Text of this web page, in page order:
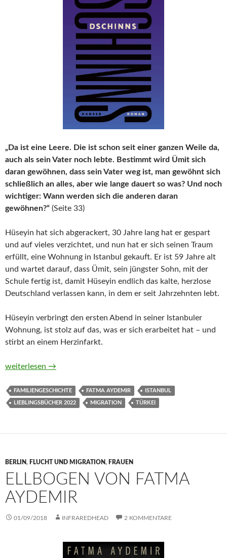
„Da ist eine Leere. Die ist schon seit einer ganzen Weile da,
auch als sein Vater noch lebte. Bestimmt wird Ümit sich
daran gewöhnen, dass sein Vater weg ist, man gewöhnt sich
schließlich an alles, aber wie lange dauert so was? Und noch
wichtiger: Wann werden sich die anderen daran
gewöhnen?“ (Seite 33)
Hüseyin hat sich abgerackert, 30 Jahre lang hat er gespart
und auf vieles verzichtet, und nun hat er sich seinen Traum
erfüllt, eine Wohnung in Istanbul gekauft. Er ist 59 Jahre alt
und wartet darauf, dass Ümit, sein jüngster Sohn, mit der
Schule fertig ist, damit Hüseyin endlich das kalte, herzlose
Deutschland verlassen kann, in dem er seit Jahrzehnten lebt.
Hüseyin verbringt den ersten Abend in seiner Istanbuler
Wohnung, ist stolz auf das, was er sich erarbeitet hat – und
stirbt an einem Herzinfarkt.
Dschinns von Fatma Aydemir
weiterlesen →
FAMILIENGESCHICHTE FATMA AYDEMIR ISTANBUL
LIEBLINGSBÜCHER 2022 MIGRATION TÜRKEI
BERLIN, FLUCHT UND MIGRATION, FRAUEN
ELLBOGEN VON FATMA
AYDEMIR
01/09/2018 INFRAREDHEAD 2 KOMMENTARE